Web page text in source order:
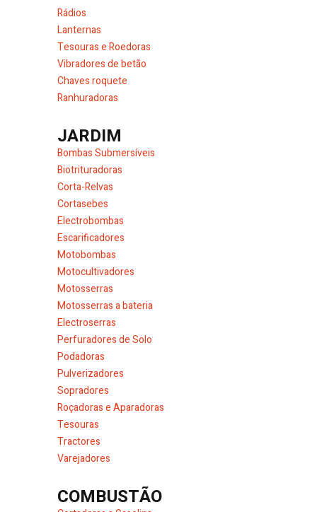
Rádios
Lanternas
Tesouras e Roedoras
Vibradores de betão
Chaves roquete
Ranhuradoras
JARDIM
Bombas Submersíveis
Biotrituradoras
Corta-Relvas
Cortasebes
Electrobombas
Escarificadores
Motobombas
Motocultivadores
Motosserras
Motosserras a bateria
Electroserras
Perfuradores de Solo
Podadoras
Pulverizadores
Sopradores
Roçadoras e Aparadoras
Tesouras
Tractores
Varejadores
COMBUSTÃO